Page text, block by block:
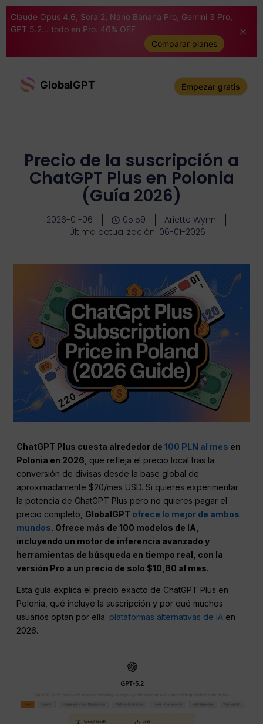
Claude Opus 4.6, Sora 2, Nano Banana Pro, Gemini 3 Pro,
GPT 5.2... todo en Pro. 46% OFF
Comparar planes
GlobalGPT Empezar gratis
Precio de la suscripción a
ChatGPT Plus en Polonia
(Guía 2026)
2026-01-06 05:59
Ariette Wynn
Última actualización: 06-01-2026
ChatGPT Plus cuesta alrededor de100 PLN al mes en
Polonia en 2026 , que refleja el precio local tras la
conversión de divisas desde la base global de
aproximadamente $20/mes USD. Si quieres experimentar
la potencia de ChatGPT Plus pero no quieres pagar el
precio completo, GlobalGPT ofrece lo mejor de ambos
mundos. Ofrece más de 100 modelos de IA,
incluyendo un motor de inferencia avanzado y
herramientas de búsqueda en tiempo real, con la
versión Pro a un precio de solo $10,80 al mes.
Esta guía explica el precio exacto de ChatGPT Plus en
Polonia, qué incluye la suscripción y por qué muchos
usuarios optan por ella. plataformas alternativas de IA en
2026.